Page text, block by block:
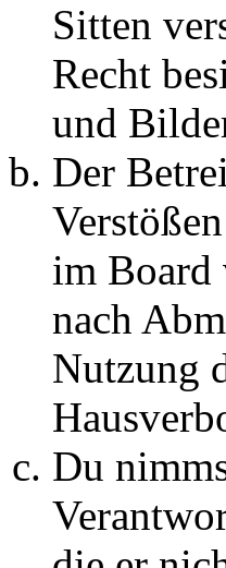
Sitten
Recht
und
Der
im Board
nach
Nutzung
Du